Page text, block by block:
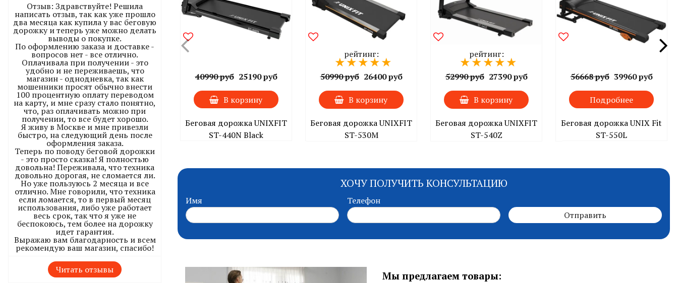
Отзыв: Здравствуйте! Решила
написать отзыв, так как уже прошло
два месяца как купила у вас беговую
дорожку и теперь уже можно делать
выводы о покупке.
По оформлению заказа и доставке -
вопросов нет - все отлично.
Оплачивала при получении - это
удобно и не переживаешь, что
магазин - однодневка, так как
мошенники просят обычно внести
100 процентную оплату переводом
на карту, и мне сразу стало понятно,
что, раз оплачивать можно при
получении, то все будет хорошо.
Я живу в Москве и мне привезли
быстро, на следующий день после
оформления заказа.
Теперь по поводу беговой дорожки
- это просто сказка! Я полностью
довольна! Переживала, что техника
довольно дорогая, не сломается ли.
Но уже пользуюсь 2 месяца и все
отлично. Мне говорили, что техника
если ломается, то в первый месяц
использования, либо уже работает
весь срок, так что я уже не
беспокоюсь, тем более на дорожку
идет гарантия.
Выражаю вам благодарность и всем
рекомендую ваш магазин, спасибо!
Читать отзывы
40990 руб 25190 руб
В корзину
Беговая дорожка UNIXFIT
ST-440N Black
рейтинг:
50990 руб 26400 руб
В корзину
Беговая дорожка UNIXFIT
ST-530M
рейтинг:
52990 руб 27390 руб
В корзину
Беговая дорожка UNIXFIT
ST-540Z
56668 руб 39960 руб
Подробнее
Беговая дорожка UNIX Fit
ST-550L
ХОЧУ ПОЛУЧИТЬ КОНСУЛЬТАЦИЮ
Имя
Телефон
Отправить
Мы предлагаем товары: